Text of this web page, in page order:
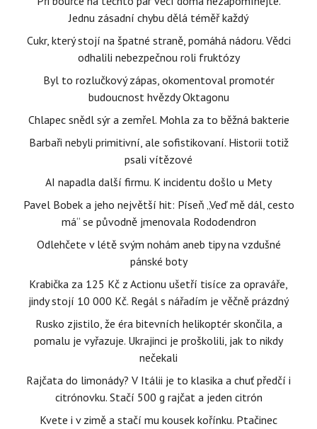
Jednu zásadní chybu dělá téměř každý
Cukr, který stojí na špatné straně, pomáhá nádoru. Vědci
odhalili nebezpečnou roli fruktózy
Byl to rozlučkový zápas, okomentoval promotér
budoucnost hvězdy Oktagonu
Chlapec snědl sýr a zemřel. Mohla za to běžná bakterie
Barbaři nebyli primitivní, ale sofistikovaní. Historii totiž
psali vítězové
AI napadla další firmu. K incidentu došlo u Mety
Pavel Bobek a jeho největší hit: Píseň „Veď mě dál, cesto
má“ se původně jmenovala Rododendron
Odlehčete v létě svým nohám aneb tipy na vzdušné
pánské boty
Krabička za 125 Kč z Actionu ušetří tisíce za opraváře,
jindy stojí 10 000 Kč. Regál s nářadím je věčně prázdný
Rusko zjistilo, že éra bitevních helikoptér skončila, a
pomalu je vyřazuje. Ukrajinci je proškolili, jak to nikdy
nečekali
Rajčata do limonády? V Itálii je to klasika a chuť předčí i
citrónovku. Stačí 500 g rajčat a jeden citrón
Kvete i v zimě a stačí mu kousek kořínku. Ptačinec